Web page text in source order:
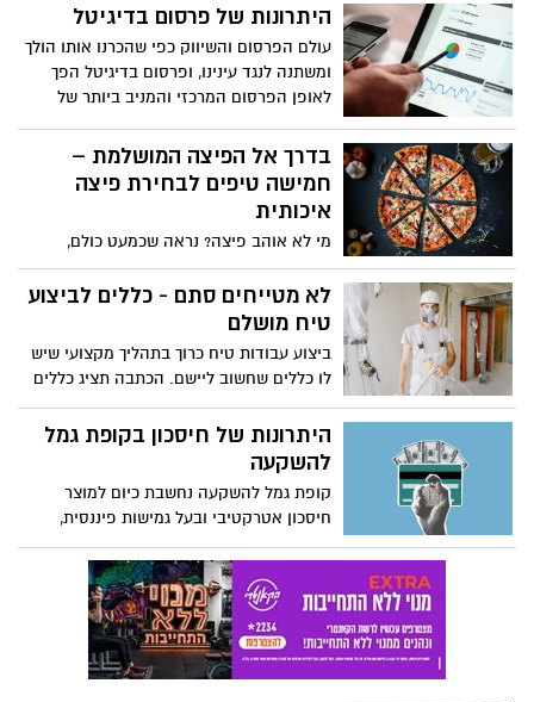
שהגיע הזמן לשינוי או העתקת מגורים.
היתרונות של פרסום בדיגיטל
עולם הפרסום והשיווק כפי שהכרנו אותו הולך
ומשתנה לנגד עינינו, ופרסום בדיגיטל הפך
לאופן הפרסום המרכזי והמניב ביותר של
בדרך אל הפיצה המושלמת –
חמישה טיפים לבחירת פיצה
איכותית
מי לא אוהב פיצה? נראה שכמעט כולם,
ולמרות זאת קשה למצוא הסכמה כוללת על
מהי הפיצה המושלמת. חלקנו אוהבים אותה
עם המון תוספות, חלקנו ממש לא מחבבים
על בצק עבה. לבחור את הפיצה המושלמת
לא מטייחים סתם - כללים לביצוע
טיח מושלם
ביצוע עבודות טיח כרוך בתהליך מקצועי שיש
לו כללים שחשוב ליישם. הכתבה תציג כללים
לביצוע טיח מושלם שאין להתפשר או לטייח
אותם.
היתרונות של חיסכון בקופת גמל
להשקעה
קופת גמל להשקעה נחשבת כיום למוצר
חיסכון אטרקטיבי ובעל גמישות פיננסית,
שמאפשר לכם החוסכים, ליהנות מחיסכון נזיל
– לעצמכם וגם לילדים שלכם. וזאת, לכל
מטרה ולכל טווח זמן (קצר, בינוני או ארוך)
לפי בחירתכם. קופת גמל להשקעה הוא מוצר
פיננסי חדש יחסית בשוק, שהושק רק בשנת
2016, המאפשר לכם לקבל הלוואה בתנאים